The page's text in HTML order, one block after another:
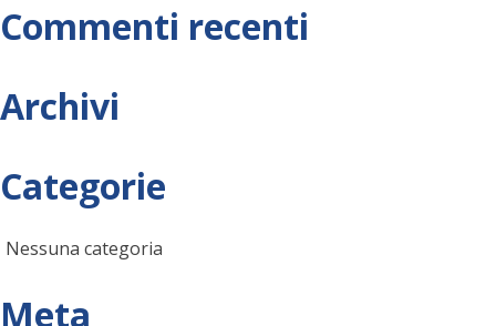
Commenti recenti
Archivi
Categorie
Nessuna categoria
Meta